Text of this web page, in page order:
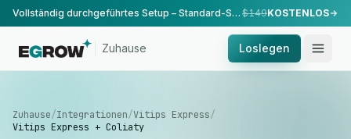
Vollständig durchgeführtes Setup – Standard-Setup, durchgeführt von unserem Team. $149KOSTENLOS
Zuhause Loslegen
Zuhause/Integrationen/Vitips Express/
Vitips Express + Coliaty